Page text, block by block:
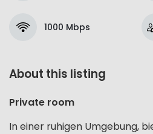
1000 Mbps
About this listing
Private room
In einer ruhigen Umgebung,